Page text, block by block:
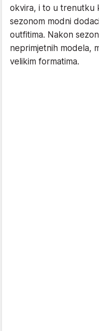
okvira, i to u trenutku
sezonom modni
outfitima. Nakon
neprimjetnih modela,
velikim formatima.